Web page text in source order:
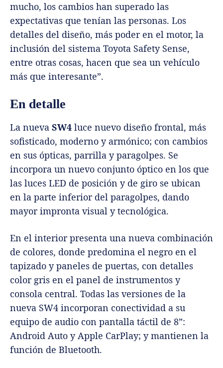
mucho, los cambios han superado las
expectativas que tenían las personas. Los
detalles del diseño, más poder en el motor, la
inclusión del sistema Toyota Safety Sense,
entre otras cosas, hacen que sea un vehículo
más que interesante”.
En detalle
La nueva SW4 luce nuevo diseño frontal, más
sofisticado, moderno y armónico; con cambios
en sus ópticas, parrilla y paragolpes. Se
incorpora un nuevo conjunto óptico en los que
las luces LED de posición y de giro se ubican
en la parte inferior del paragolpes, dando
mayor impronta visual y tecnológica.
En el interior presenta una nueva combinación
de colores, donde predomina el negro en el
tapizado y paneles de puertas, con detalles
color gris en el panel de instrumentos y
consola central. Todas las versiones de la
nueva SW4 incorporan conectividad a su
equipo de audio con pantalla táctil de 8”:
Android Auto y Apple CarPlay; y mantienen la
función de Bluetooth.